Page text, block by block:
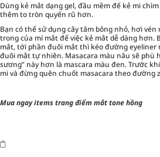
Dùng kẻ mắt dạng gel, đầu mềm để kẻ mi
thêm to tròn quyến rũ hơn.
Bạn có thể sử dụng cây tăm bông nhỏ, hơi
trong của mí mắt để việc kẻ mắt dễ dàng hơn.
mắt, tới phần đuôi mắt thì kéo đường eyeliner
đuôi mắt tự nhiên. Masacara màu nâu sẽ phù
sương” này hơn là mascara màu đen. Trước
mi và đừng quên chuốt masacara theo đường
Mua ngay items trang điểm mắt tone hồng